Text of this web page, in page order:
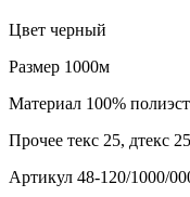
Цвет черный
Размер 1000м
Материал 100%
Прочее текс 25, дтекс
Артикул 48-120/1000/